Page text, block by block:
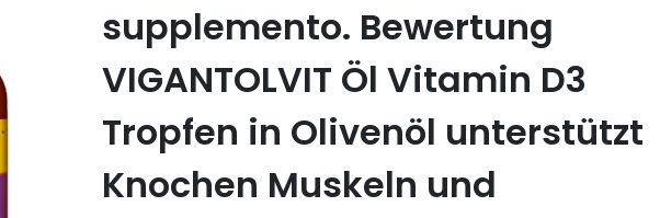
supplemento. Bewertung
VIGANTOLVIT Öl Vitamin D3
Tropfen in Olivenöl unterstützt
Knochen Muskeln und